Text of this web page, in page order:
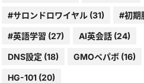
#サロンドロワイヤル(31) #初期
#英語学習 (27) AI英会話(24)
DNS設定 (18) GMOペパボ(16)
HG-101(20)